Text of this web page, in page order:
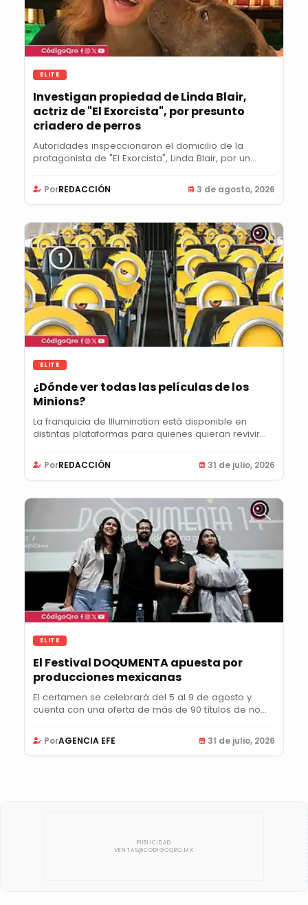
ELITE
Investigan propiedad de Linda Blair,
actriz de "El Exorcista", por presunto
criadero de perros
Autoridades inspeccionaron el domicilio de la
protagonista de "El Exorcista", Linda Blair, por un...
PorREDACCIÓN 3 de agosto, 2026
ELITE
¿Dónde ver todas las películas de los
Minions?
La franquicia de Illumination está disponible en
distintas plataformas para quienes quieran revivir...
PorREDACCIÓN 31 de julio, 2026
ELITE
El Festival DOQUMENTA apuesta por
producciones mexicanas
El certamen se celebrará del 5 al 9 de agosto y
cuenta con una oferta de más de 90 títulos de no...
PorAGENCIA EFE 31 de julio, 2026